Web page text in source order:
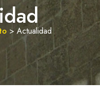
> Actualidad